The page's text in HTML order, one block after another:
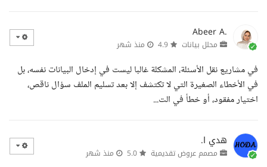
Abeer A.
محلل بيانات منذ شهر
في مشاريع نقل الأسئلة، المشكلة غالبا ليست في إدخال البيانات نفسه، بل
في الأخطاء الصغيرة التي لا تكتشف إلا بعد تسليم الملف سؤال ناقص،
اختيار مفقود، أو خطأ في الت...
هدي ا.
مصمم عروض تقديمية منذ شهر